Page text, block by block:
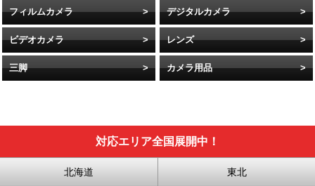
フィルムカメラ デジタルカメラ
ビデオカメラ レンズ
三脚 カメラ用品
対応エリア全国展開中！
北海道 東北